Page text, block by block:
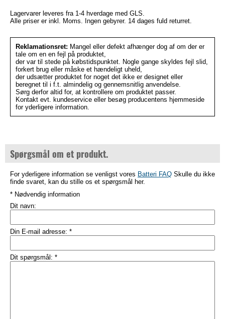
Lagervarer leveres fra 1-4 hverdage med GLS.
Alle priser er inkl. Moms. Ingen gebyrer. 14 dages fuld returret.
Reklamationsret: Mangel eller defekt afhænger dog af om der er
tale om en en fejl på produktet,
der var til stede på købstidspunktet. Nogle gange skyldes fejl slid,
forkert brug eller måske et hændeligt uheld,
der udsætter produktet for noget det ikke er designet eller
beregnet til i f.t. almindelig og gennemsnitlig anvendelse.
Sørg derfor altid for, at kontrollere om produktet passer.
Kontakt evt. kundeservice eller besøg producentens hjemmeside
for yderligere information.
Spørgsmål om et produkt.
For yderligere information se venligst vores Batteri FAQ Skulle du ikke
finde svaret, kan du stille os et spørgsmål her.
* Nødvendig information
Dit navn:
Din E-mail adresse: *
Dit spørgsmål: *